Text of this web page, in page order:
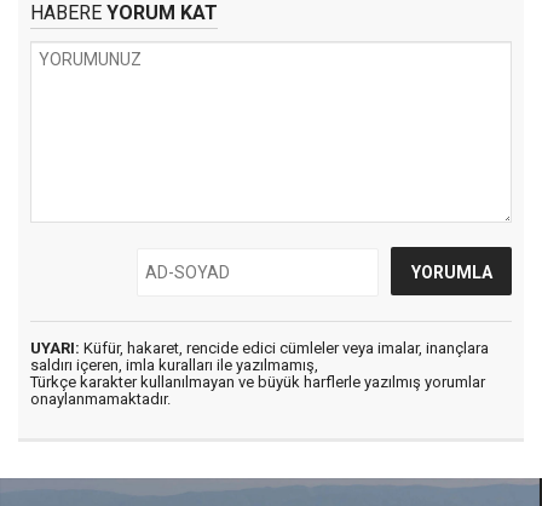
HABERE YORUM KAT
UYARI: Küfür, hakaret, rencide edici cümleler veya imalar, inançlara
saldırı içeren, imla kuralları ile yazılmamış,
Türkçe karakter kullanılmayan ve büyük harflerle yazılmış yorumlar
onaylanmamaktadır.